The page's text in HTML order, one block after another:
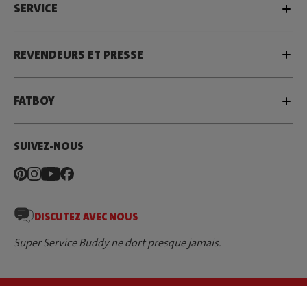
SERVICE
REVENDEURS ET PRESSE
FATBOY
SUIVEZ-NOUS
DISCUTEZ AVEC NOUS
Super Service Buddy ne dort presque jamais.